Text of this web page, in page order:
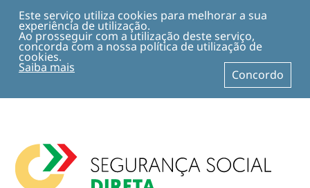
para
conteúdo
principal
página
Este serviço utiliza cookies para melhorar a sua
experiência de utilização.
Ao prosseguir com a utilização deste serviço,
concorda com a nossa política de utilização de
cookies.
Saiba mais Concordo